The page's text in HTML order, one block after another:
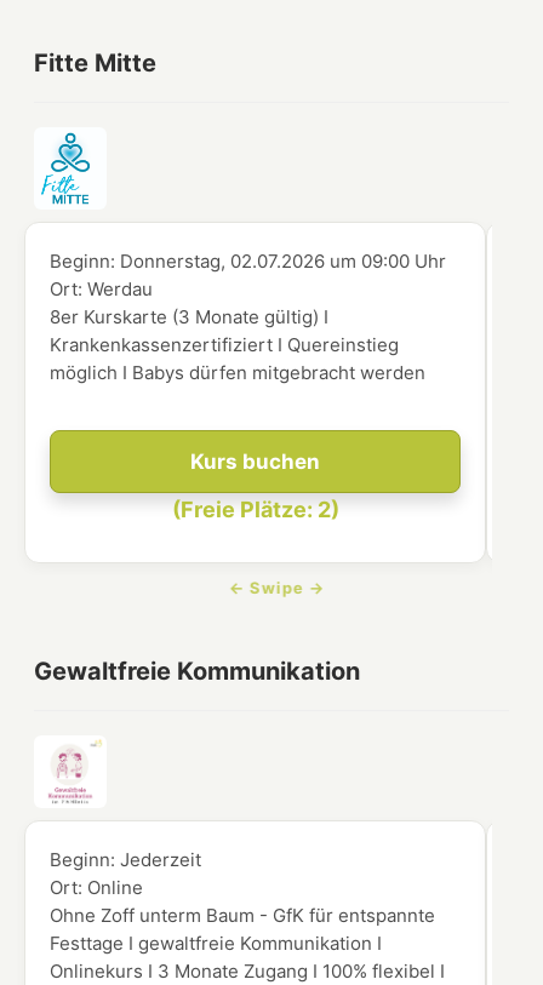
Fitte Mitte
Kurs buchen
(Freie Plätze: 2)
Beginn: Donnerstag, 02.07.2026 um 09:00 Uhr
Ort:Werdau
8er Kurskarte (3 Monate gültig) I
Krankenkassenzertifiziert I Quereinstieg
möglich I Babys dürfen mitgebracht werden
Gewaltfreie Kommunikation
Beginn:Jederzeit
Ort: Online
Ohne Zoff unterm Baum - GfK für entspannte
Festtage I gewaltfreie Kommunikation I
Onlinekurs I 3 Monate Zugang I 100% flexibel I